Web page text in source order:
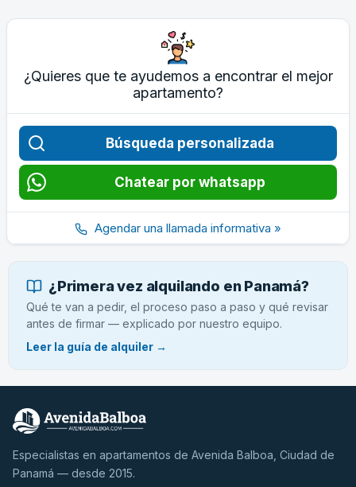
¿Quieres que te ayudemos a encontrar el mejor
apartamento?
Búsqueda personalizada
Chatear por whatsapp
Agendar una llamada informativa »
¿Primera vez alquilando en Panamá?
Qué te van a pedir, el proceso paso a paso y qué revisar
antes de firmar — explicado por nuestro equipo.
Leer la guía de alquiler →
Especialistas en apartamentos de Avenida Balboa, Ciudad de
Panamá — desde 2015.